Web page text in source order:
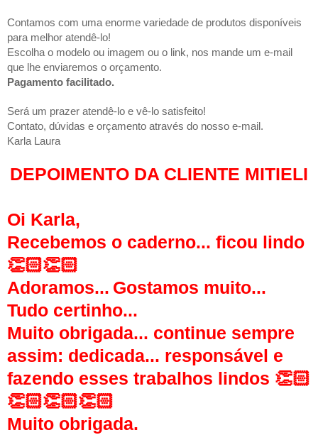
Contamos com uma enorme variedade de produtos disponíveis
para melhor atendê-lo!
Escolha o modelo ou imagem ou o link, nos mande um e-mail
que lhe enviaremos o orçamento.
Pagamento facilitado.
Será um prazer atendê-lo e vê-lo satisfeito!
Contato, dúvidas e orçamento através do nosso e-mail.
Karla Laura
DEPOIMENTO DA CLIENTE MITIELI
Oi Karla,
Recebemos o caderno... ficou lindo
👏🏻👏🏻
Adoramos... Gostamos muito...
Tudo certinho...
Muito obrigada... continue sempre
assim: dedicada... responsável e
fazendo esses trabalhos lindos 👏🏻
👏🏻👏🏻👏🏻
Muito obrigada.